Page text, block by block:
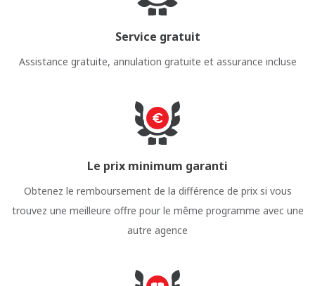
Service gratuit
Assistance gratuite, annulation gratuite et assurance incluse
Le prix minimum garanti
Obtenez le remboursement de la différence de prix si vous
trouvez une meilleure offre pour le même programme avec une
autre agence